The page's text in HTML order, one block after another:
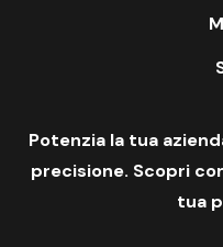
Potenzia la tua
precisione. Scopri
tua